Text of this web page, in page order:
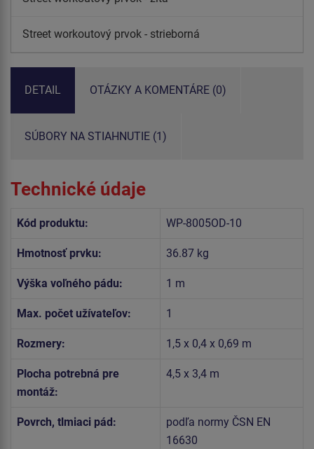
Street workoutový prvok - strieborná
DETAIL OTÁZKY A KOMENTÁRE (0)
SÚBORY NA STIAHNUTIE (1)
Technické údaje
Kód produktu: WP-8005OD-10
Hmotnosť prvku: 36.87 kg
Výška voľného pádu: 1 m
Max. počet užívateľov: 1
Rozmery: 1,5 x 0,4 x 0,69 m
Plocha potrebná pre
montáž:
4,5 x 3,4 m
Povrch, tlmiaci pád:
podľa normy ČSN EN
16630